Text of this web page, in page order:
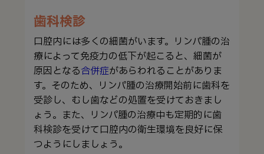
歯科検診
口腔内には多くの細菌がいます。リンパ腫の治
療によって免疫力の低下が起こると、細菌が
原因となる合併症があらわれることがありま
す。そのため、リンパ腫の治療開始前に歯科を
受診し、むし歯などの処置を受けておきまし
ょう。また、リンパ腫の治療中も定期的に歯
科検診を受けて口腔内の衛生環境を良好に保
つようにしましょう。